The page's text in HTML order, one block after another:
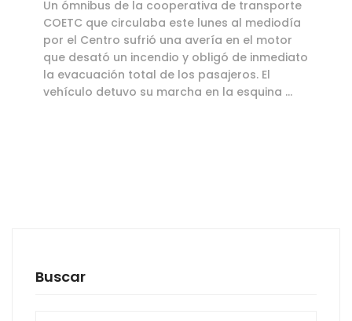
Un ómnibus de la cooperativa de transporte
COETC que circulaba este lunes al mediodía
por el Centro sufrió una avería en el motor
que desató un incendio y obligó de inmediato
la evacuación total de los pasajeros. El
vehículo detuvo su marcha en la esquina …
Buscar